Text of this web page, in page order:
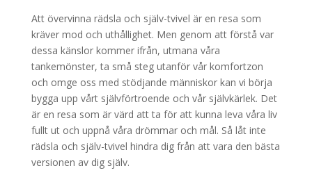
Att övervinna rädsla och själv-tvivel är en resa som
kräver mod och uthållighet. Men genom att förstå var
dessa känslor kommer ifrån, utmana våra
tankemönster, ta små steg utanför vår komfortzon
och omge oss med stödjande människor kan vi börja
bygga upp vårt självförtroende och vår självkärlek. Det
är en resa som är värd att ta för att kunna leva våra liv
fullt ut och uppnå våra drömmar och mål. Så låt inte
rädsla och själv-tvivel hindra dig från att vara den bästa
versionen av dig själv.